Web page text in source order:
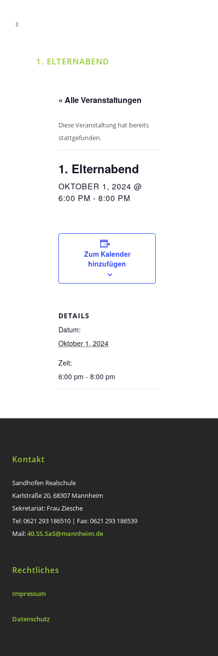
1. ELTERNABEND
« Alle Veranstaltungen
Diese Veranstaltung hat bereits
stattgefunden.
1. Elternabend
OKTOBER 1, 2024 @
6:00 PM - 8:00 PM
Zum Kalender
hinzufügen
DETAILS
Datum:
Oktober 1, 2024
Zeit:
6:00 pm - 8:00 pm
Kontakt
Sandhofen Realschule
Karlstraße 20, 68307 Mannheim
Sekretariat: Frau Ziesche
Tel: 0621 293 186510 | Fax: 0621 293 186539
Mail:40.SS.SaS@mannheim.de
Rechtliches
Impressum
Datenschutz